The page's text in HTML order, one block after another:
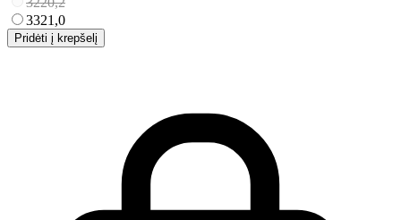
3321,0
Pridėti į krepšelį